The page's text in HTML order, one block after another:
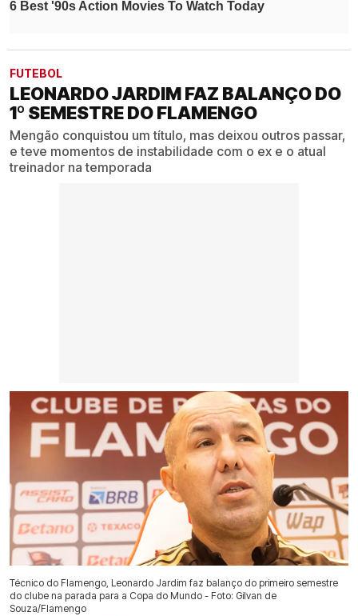
FUTEBOL
LEONARDO JARDIM FAZ BALANÇO DO
1º SEMESTRE DO FLAMENGO
Mengão conquistou um título, mas deixou outros passar,
e teve momentos de instabilidade com o ex e o atual
treinador na temporada
Técnico do Flamengo, Leonardo Jardim faz balanço do primeiro semestre
do clube na parada para a Copa do Mundo - Foto: Gilvan de
Souza/Flamengo